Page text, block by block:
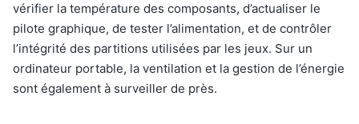
vérifier la température des composants, d’actualiser le
pilote graphique, de tester l’alimentation, et de contrôler
l’intégrité des partitions utilisées par les jeux. Sur un
ordinateur portable, la ventilation et la gestion de l’énergie
sont également à surveiller de près.